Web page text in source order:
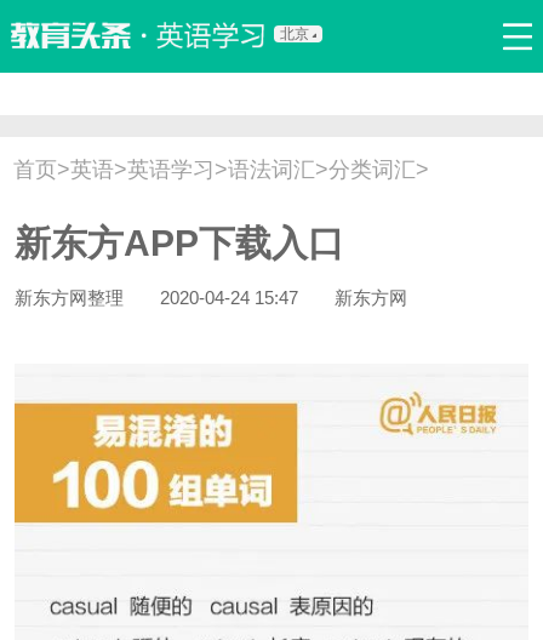
北京
双语新闻 口译翻译 职场英语 娱乐英语 少儿英语
流行语 新概念
首页>英语>英语学习 >语法词汇>分类词汇>
新东方APP下载入口
新东方网整理 2020-04-24 15:47 新东方网